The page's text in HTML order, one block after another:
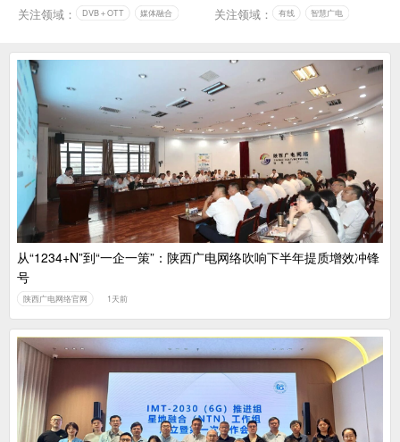
关注领域：
DVB＋OTT 媒体融合
关注领域：
有线 智慧广电
从“1234+N”到“一企一策”：陕西广电网络吹响下半年提质增效冲锋
号
陕西广电网络官网 1天前